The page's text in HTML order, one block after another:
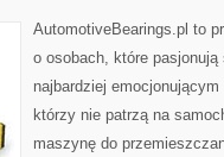
AutomotiveBearings.pl to
o osobach, które
najbardziej
którzy nie patrzą na
maszynę do